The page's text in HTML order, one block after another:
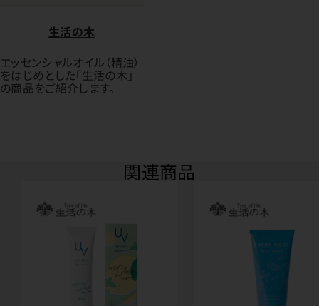
生活の木
エッセンシャルオイル（精油）
をはじめとした「生活の木」
の商品をご紹介します。
関連商品